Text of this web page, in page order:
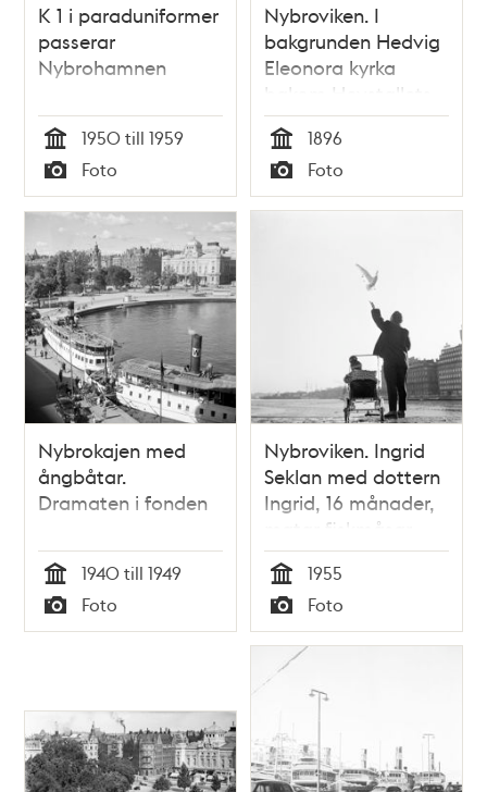
K 1 i paraduniformer
passerar
Nybrohamnen
Tid
1950 till 1959
Typ
Foto
Nybroviken. I
bakgrunden Hedvig
Eleonora kyrka
bakom Hovstallets
byggnad
Tid
1896
Typ
Foto
Nybrokajen med
ångbåtar.
Dramaten i fonden
Tid
1940 till 1949
Typ
Foto
Nybroviken. Ingrid
Seklan med dottern
Ingrid, 16 månader,
matar fiskmåsar
under en
vårpromenad
Tid
1955
Typ
Foto